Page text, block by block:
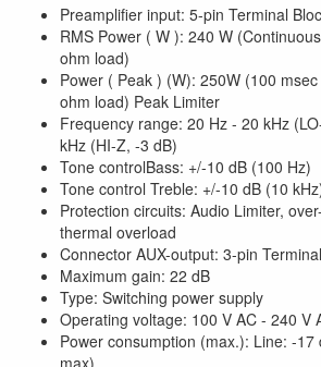
Preamplifier input: 5-pin Terminal
RMS Power ( W ): 240 W
ohm load)
Power ( Peak ) (W): 250W (100
ohm load) Peak Limiter
Frequency range: 20 Hz - 20 kHz
kHz (HI-Z, -3 dB)
Tone controlBass: +/-10 dB (100 Hz)
Tone control Treble: +/-10 dB (10
Protection circuits: Audio Limiter,
thermal overload
Connector AUX-output: 3-pin
Maximum gain: 22 dB
Type: Switching power supply
Operating voltage: 100 V AC - 240 V
Power consumption (max.): Line: -17
max)